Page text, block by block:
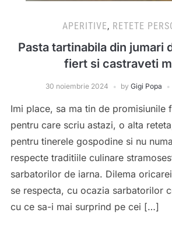
APERITIVE, RETETE
Pasta tartinabila din jumari
fiert si castraveti
30 noiembrie 2024 by Gigi Popa
Imi place, sa ma tin de promisiunile
pentru care scriu astazi, o alta
pentru tinerele gospodine si nu
respecte traditiile culinare
sarbatorilor de iarna. Dilema
se respecta, cu ocazia sarbatorilor
cu ce sa-i mai surprind pe cei […]